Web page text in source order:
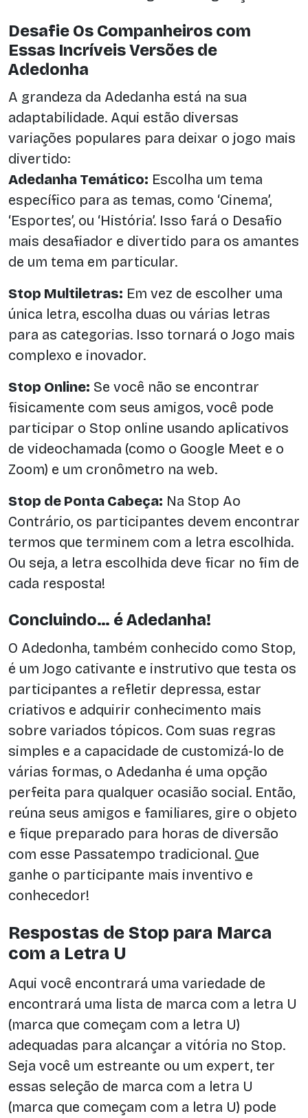
Desafie Os Companheiros com
Essas Incríveis Versões de
Adedonha
A grandeza da Adedanha está na sua
adaptabilidade. Aqui estão diversas
variações populares para deixar o jogo mais
divertido:
Adedanha Temático: Escolha um tema
específico para as temas, como ‘Cinema’,
‘Esportes’, ou ‘História’. Isso fará o Desafio
mais desafiador e divertido para os amantes
de um tema em particular.
Stop Multiletras: Em vez de escolher uma
única letra, escolha duas ou várias letras
para as categorias. Isso tornará o Jogo mais
complexo e inovador.
Stop Online: Se você não se encontrar
fisicamente com seus amigos, você pode
participar o Stop online usando aplicativos
de videochamada (como o Google Meet e o
Zoom) e um cronômetro na web.
Stop de Ponta Cabeça: Na Stop Ao
Contrário, os participantes devem encontrar
termos que terminem com a letra escolhida.
Ou seja, a letra escolhida deve ficar no fim de
cada resposta!
Concluindo… é Adedanha!
O Adedonha, também conhecido como Stop,
é um Jogo cativante e instrutivo que testa os
participantes a refletir depressa, estar
criativos e adquirir conhecimento mais
sobre variados tópicos. Com suas regras
simples e a capacidade de customizá-lo de
várias formas, o Adedanha é uma opção
perfeita para qualquer ocasião social. Então,
reúna seus amigos e familiares, gire o objeto
e fique preparado para horas de diversão
com esse Passatempo tradicional. Que
ganhe o participante mais inventivo e
conhecedor!
Respostas de Stop para Marca
com a Letra U
Aqui você encontrará uma variedade de
encontrará uma lista de marca com a letra U
(marca que começam com a letra U)
adequadas para alcançar a vitória no Stop.
Seja você um estreante ou um expert, ter
essas seleção de marca com a letra U
(marca que começam com a letra U) pode